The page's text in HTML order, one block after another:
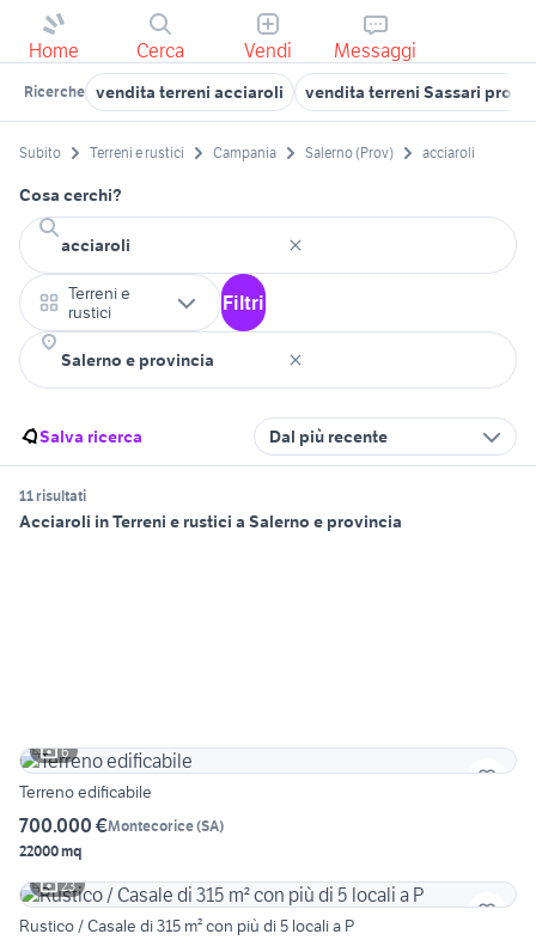
Home Cerca Vendi Messaggi
Ricerche vendita terreni acciaroli vendita terreni Sassari
Subito Terreni e rustici Campania Salerno (Prov) acciaroli
Cosa cerchi?
Terreni e
rustici
Filtri
Salva ricerca Dal più recente
11 risultati
Acciaroli in Terreni e rustici a Salerno e provincia
6
Terreno edificabile
700.000 €Montecorice(SA)
22000 mq
23
Rustico / Casale di 315 m² con più di 5 locali a P